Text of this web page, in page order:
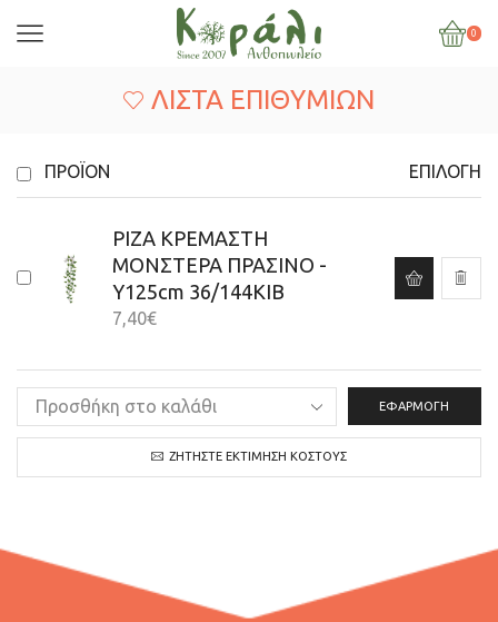
0
ΛΊΣΤΑ ΕΠΙΘΥΜΙΏΝ
ΠΡΟΪΌΝ ΕΠΙΛΟΓΉ
ΡΙΖΑ ΚΡΕΜΑΣΤΗ
ΜΟΝΣΤΕΡΑ ΠΡΑΣΙΝΟ -
Y125cm 36/144ΚΙΒ
7,40€
ΕΦΑΡΜΟΓΉ
ΖΗΤΉΣΤΕ ΕΚΤΊΜΗΣΗ ΚΌΣΤΟΥΣ